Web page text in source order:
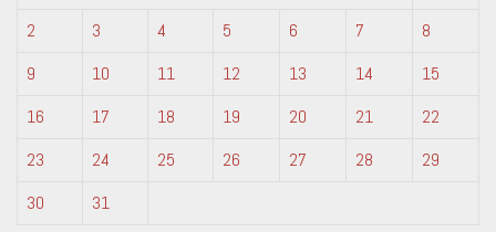
2
3 4 5 6 7
8
9
10 11 12 13 14
15
16
17 18 19 20 21
22
23
24 25 26 27 28
29
30
31